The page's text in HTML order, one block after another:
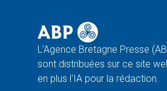
L'Agence Bretagne Presse
sont distribuées sur ce site
en plus l'IA pour la rédaction.